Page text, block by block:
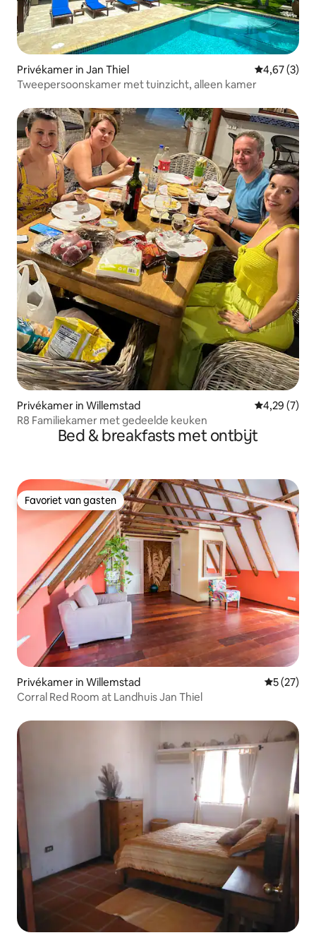
Privékamer in Jan Thiel
4,67 (3)
Tweepersoonskamer met tuinzicht, alleen kamer
Privékamer in Willemstad
4,29 (7)
R8 Familiekamer met gedeelde keuken
Bed & breakfasts met ontbijt
Favoriet van gasten
Favoriet van gasten
Privékamer in Willemstad
5 (27)
Corral Red Room at Landhuis Jan Thiel